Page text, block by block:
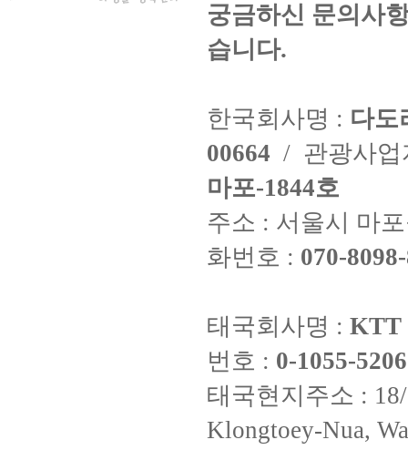
궁금하신 문의사
습니다.
한국회사명 : 다도
00664 / 관광사
마포-1844호
주소 : 서울시 마
화번호 : 070-
태국회사명 : KTT
번호 : 0-1055-
태국현지주소 :
Klongtoey-Nua,